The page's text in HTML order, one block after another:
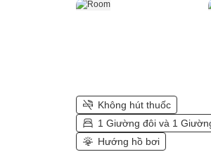
Không hút thuốc
1 Giường đôi và 1
Hướng hồ bơi